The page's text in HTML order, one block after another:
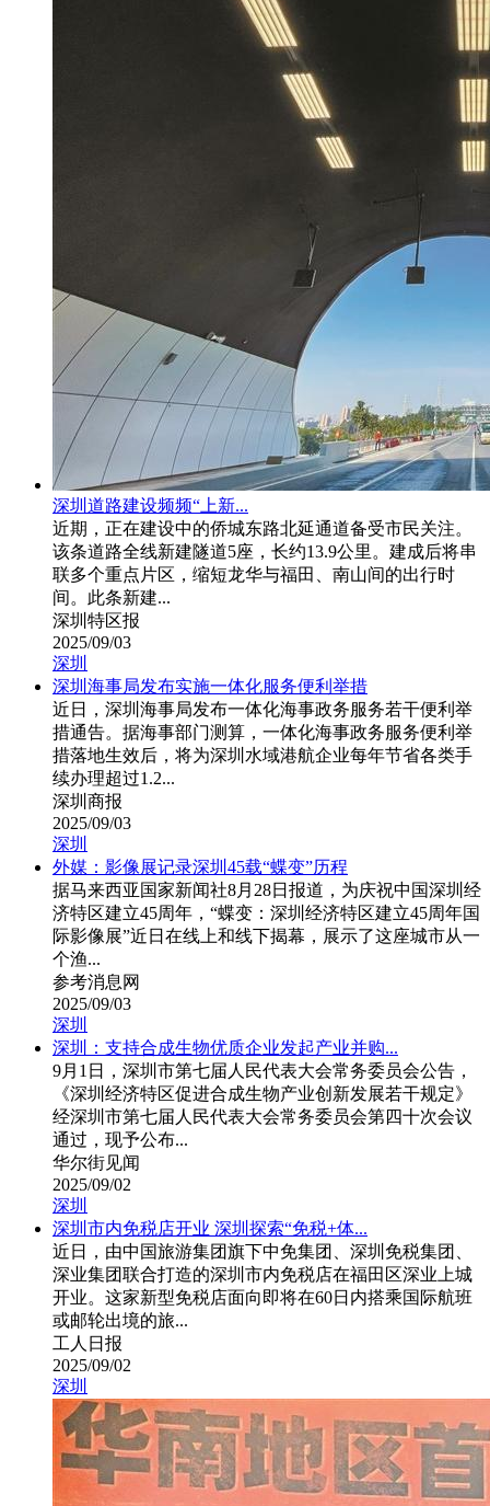
深圳道路建设频频“上新...
近期，正在建设中的侨城东路北延通道备受市民关注。
该条道路全线新建隧道5座，长约13.9公里。建成后将串
联多个重点片区，缩短龙华与福田、南山间的出行时
间。此条新建...
深圳特区报
2025/09/03
深圳
深圳海事局发布实施一体化服务便利举措
近日，深圳海事局发布一体化海事政务服务若干便利举
措通告。据海事部门测算，一体化海事政务服务便利举
措落地生效后，将为深圳水域港航企业每年节省各类手
续办理超过1.2...
深圳商报
2025/09/03
深圳
外媒：影像展记录深圳45载“蝶变”历程
据马来西亚国家新闻社8月28日报道，为庆祝中国深圳经
济特区建立45周年，“蝶变：深圳经济特区建立45周年国
际影像展”近日在线上和线下揭幕，展示了这座城市从一
个渔...
参考消息网
2025/09/03
深圳
深圳：支持合成生物优质企业发起产业并购...
9月1日，深圳市第七届人民代表大会常务委员会公告，
《深圳经济特区促进合成生物产业创新发展若干规定》
经深圳市第七届人民代表大会常务委员会第四十次会议
通过，现予公布...
华尔街见闻
2025/09/02
深圳
深圳市内免税店开业 深圳探索“免税+体...
近日，由中国旅游集团旗下中免集团、深圳免税集团、
深业集团联合打造的深圳市内免税店在福田区深业上城
开业。这家新型免税店面向即将在60日内搭乘国际航班
或邮轮出境的旅...
工人日报
2025/09/02
深圳